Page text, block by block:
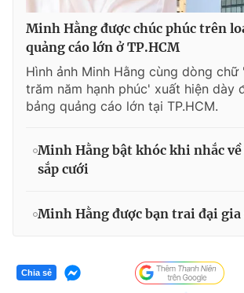
Minh Hằng được chúc phúc trên
quảng cáo lớn ở TP.HCM
Hình ảnh Minh Hằng cùng dòng chữ
trăm năm hạnh phúc' xuất hiện dày
bảng quảng cáo lớn tại TP.HCM.
Minh Hằng bật khóc khi nhắc
sắp cưới
Minh Hằng được bạn trai đại gia
Chia sẻ